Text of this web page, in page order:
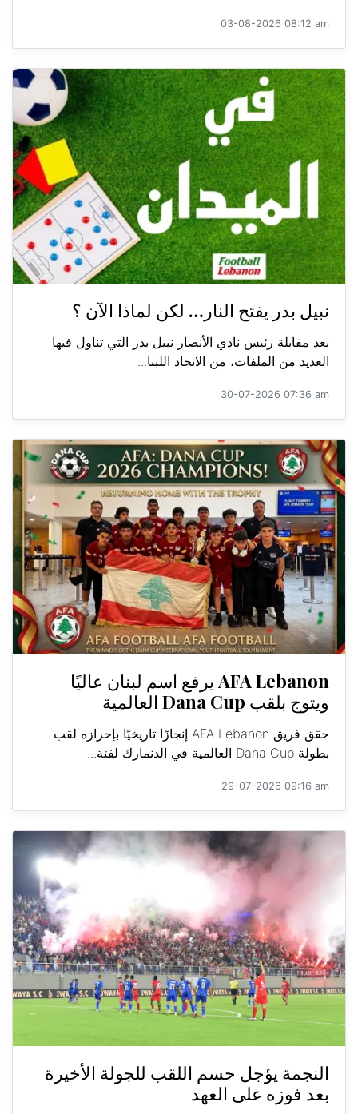
03-08-2026 08:12 am
نبيل بدر يفتح النار… لكن لماذا الآن ؟
بعد مقابلة رئيس نادي الأنصار نبيل بدر التي تناول فيها
العديد من الملفات، من الاتحاد اللبنا...
30-07-2026 07:36 am
AFA Lebanon يرفع اسم لبنان عاليًا
ويتوج بلقب Dana Cup العالمية
حقق فريق AFA Lebanon إنجازًا تاريخيًا بإحرازه لقب
بطولة Dana Cup العالمية في الدنمارك لفئة...
29-07-2026 09:16 am
النجمة يؤجل حسم اللقب للجولة الأخيرة
بعد فوزه على العهد